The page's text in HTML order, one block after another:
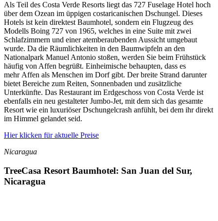
Als Teil des Costa Verde Resorts liegt das 727 Fuselage Hotel hoch
über dem Ozean im üppigen costaricanischen Dschungel. Dieses
Hotels ist kein direktest Baumhotel, sondern ein Flugzeug des
Modells Boing 727 von 1965, welches in eine Suite mit zwei
Schlafzimmern und einer atemberaubenden Aussicht umgebaut
wurde. Da die Räumlichkeiten in den Baumwipfeln an den
Nationalpark Manuel Antonio stoßen, werden Sie beim Frühstück
häufig von Affen begrüßt. Einheimische behaupten, dass es
mehr Affen als Menschen im Dorf gibt. Der breite Strand darunter
bietet Bereiche zum Reiten, Sonnenbaden und zusätzliche
Unterkünfte. Das Restaurant im Erdgeschoss von Costa Verde ist
ebenfalls ein neu gestalteter Jumbo-Jet, mit dem sich das gesamte
Resort wie ein luxuriöser Dschungelcrash anfühlt, bei dem ihr direkt
im Himmel gelandet seid.
Hier klicken für aktuelle Preise
Nicaragua
TreeCasa Resort Baumhotel: San Juan del Sur,
Nicaragua